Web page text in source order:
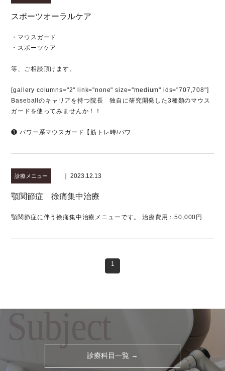
スポーツオーラルケア
・マウスガード
・スポーツケア
等、ご相談頂けます。
[gallery columns="2" link="none" size="medium" ids="707,708"]
Baseballのキャリアを持つ院長 独自に研究開発した3種類のマウス
ガードを使ってみませんか！！
❶ パワー系マウスガード【筋トレ時/パワ…
診療メニュー ｜ 2023.12.13
顎関節症 徐痛集中治療
顎関節症に伴う徐痛集中治療メニューです。 治療費用：50,000円
1
Subject
診療科目一覧 →